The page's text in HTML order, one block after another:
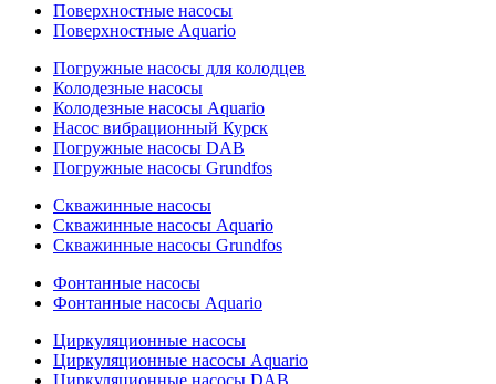
Поверхностные насосы
Поверхностные Aquario
Погружные насосы для колодцев
Колодезные насосы
Колодезные насосы Aquario
Насос вибрационный Курск
Погружные насосы DAB
Погружные насосы Grundfos
Скважинные насосы
Скважинные насосы Aquario
Скважинные насосы Grundfos
Фонтанные насосы
Фонтанные насосы Aquario
Циркуляционные насосы
Циркуляционные насосы Aquario
Циркуляционные насосы DAB